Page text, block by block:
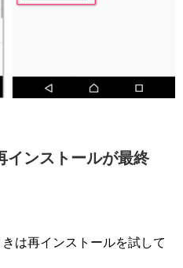
ンストールが最終
は再インストールを試して